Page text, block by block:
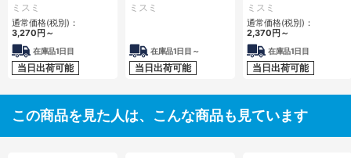
ミスミ
通常価格(税別)：
3,270 円 ～
在庫品1日目
当日出荷可能
ミスミ
在庫品1日目～
当日出荷可能
ミスミ
通常価格(税別)：
2,370 円 ～
在庫品1日目
当日出荷可能
この商品を見た人は、こんな商品も見ています